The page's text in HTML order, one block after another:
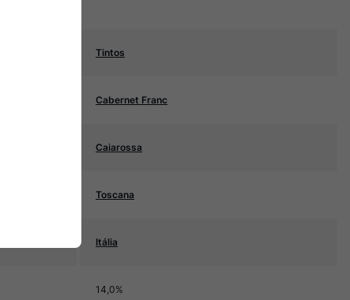
Tintos
Cabernet Franc
Caiarossa
Toscana
Itália
14,0%